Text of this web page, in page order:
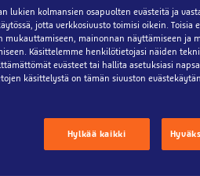
VR
28,50 €
lukien kolmansien osapuolten evästeitä ja
jotta verkkosivusto toimisi oikein. Toisia
mainonnan näyttämiseen ja
Käsittelemme henkilötietojasi näiden
evästeet tai hallita asetuksiasi
käsittelystä on tämän sivuston
Hylkää kaikki